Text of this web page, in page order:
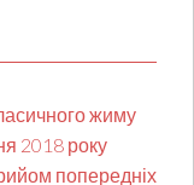
жиму
2018 року
попередніх